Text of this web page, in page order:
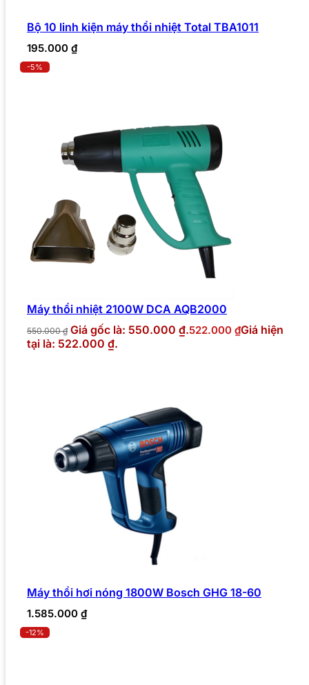
Bộ 10 linh kiện máy thổi nhiệt Total TBA1011
195.000 ₫
-5%
Máy thổi nhiệt 2100W DCA AQB2000
550.000₫ Giá gốc là: 550.000 ₫.522.000 ₫Giá hiện
tại là: 522.000 ₫.
Máy thổi hơi nóng 1800W Bosch GHG 18-60
1.585.000 ₫
-12%